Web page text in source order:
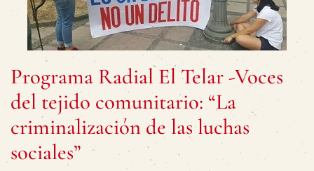
Programa Radial El Telar -Voces
del tejido comunitario: “La
criminalización de las luchas
sociales”